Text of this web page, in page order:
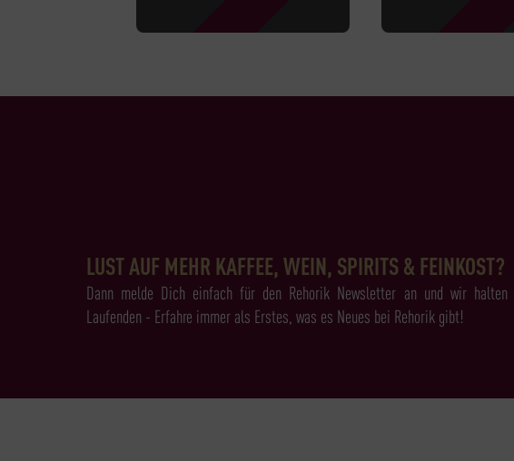
LUST AUF MEHR KAFFEE, WEIN, SPIRITS & FEINKOST?
Dann melde Dich einfach für den Rehorik Newsletter an und wir
Laufenden - Erfahre immer als Erstes, was es Neues bei Rehorik gibt!